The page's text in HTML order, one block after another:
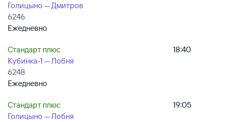
Голицыно — Дмитров
6246
Ежедневно
Стандарт плюс
Кубинка-1 — Лобня
6248
Ежедневно
18:40
Стандарт плюс
Голицыно — Лобня
19:05